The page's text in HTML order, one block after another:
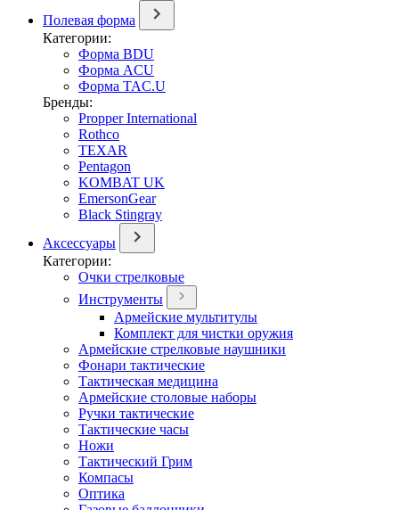
Полевая форма
Категории:
Форма BDU
Форма ACU
Форма TAC.U
Бренды:
Propper International
Rothco
TEXAR
Pentagon
KOMBAT UK
EmersonGear
Black Stingray
Аксессуары
Категории:
Очки стрелковые
Инструменты
Армейские мультитулы
Комплект для чистки оружия
Армейские стрелковые наушники
Фонари тактические
Тактическая медицина
Армейские столовые наборы
Ручки тактические
Тактические часы
Ножи
Тактический Грим
Компасы
Оптика